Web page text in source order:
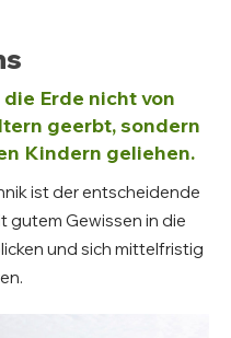
Erde nicht von
geerbt, sondern
Kindern geliehen.
ist der entscheidende
gutem Gewissen in die
und sich mittelfristig